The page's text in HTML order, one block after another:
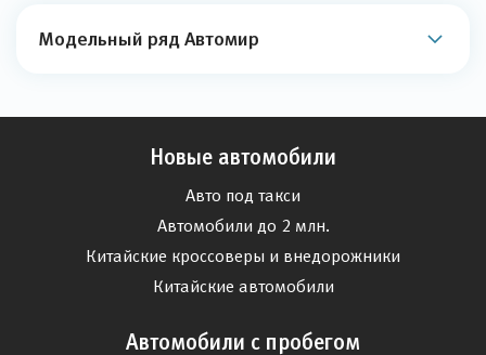
Модельный ряд Автомир
Новые автомобили
Авто под такси
Автомобили до 2 млн.
Китайские кроссоверы и внедорожники
Китайские автомобили
Автомобили с пробегом